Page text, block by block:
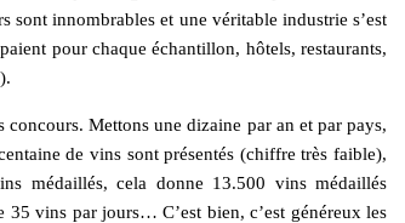
sont innombrables et une véritable industrie s’est
pour chaque échantillon, hôtels, restaurants,
Mettons une dizaine par an et par pays,
de vins sont présentés (chiffre très faible),
médaillés, cela donne 13.500 vins médaillés
vins par jours… C’est bien, c’est généreux les